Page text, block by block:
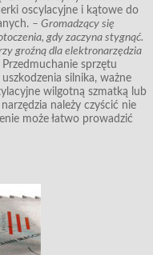
oscylacyjne i kątowe do
– Gromadzący się
gdy zaczyna stygnąć.
groźną dla elektronarzędzia
sprzętu
silnika, ważne
wilgotną szmatką lub
należy czyścić nie
może łatwo prowadzić